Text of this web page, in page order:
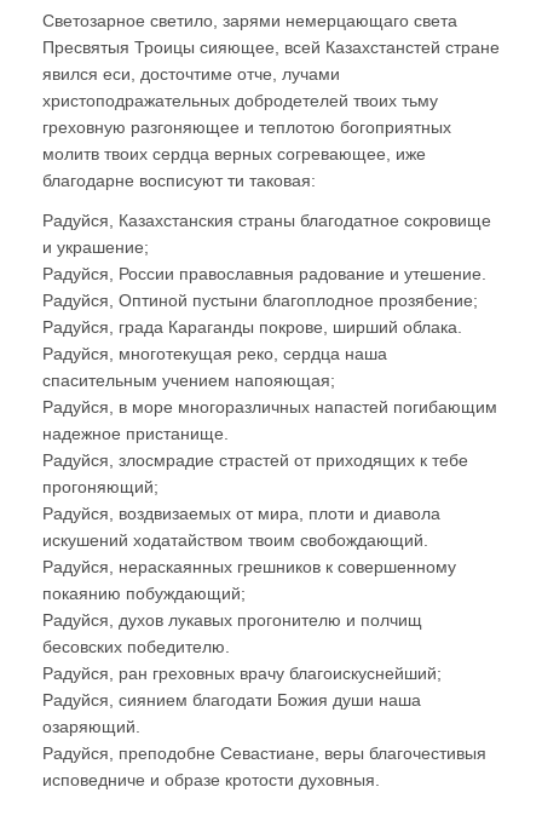
Светозарное светило, зарями немерцающаго света
Пресвятыя Троицы сияющее, всей Казахстанстей стране
явился еси, досточтиме отче, лучами
христоподражательных добродетелей твоих тьму
греховную разгоняющее и теплотою богоприятных
молитв твоих сердца верных согревающее, иже
благодарне восписуют ти таковая:
Радуйся, Казахстанския страны благодатное сокровище
и украшение;
Радуйся, России православныя радование и утешение.
Радуйся, Оптиной пустыни благоплодное прозябение;
Радуйся, града Караганды покрове, ширший облака.
Радуйся, многотекущая реко, сердца наша
спасительным учением напояющая;
Радуйся, в море многоразличных напастей погибающим
надежное пристанище.
Радуйся, злосмрадие страстей от приходящих к тебе
прогоняющий;
Радуйся, воздвизаемых от мира, плоти и диавола
искушений ходатайством твоим свобождающий.
Радуйся, нераскаянных грешников к совершенному
покаянию побуждающий;
Радуйся, духов лукавых прогонителю и полчищ
бесовских победителю.
Радуйся, ран греховных врачу благоискуснейший;
Радуйся, сиянием благодати Божия души наша
озаряющий.
Радуйся, преподобне Севастиане, веры благочестивыя
исповедниче и образе кротости духовныя.